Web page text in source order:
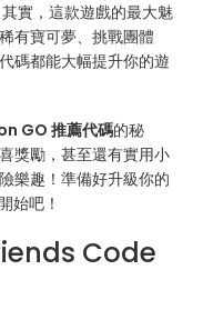
實，這款遊戲的最大魅
有寶可夢、挑戰團體
碼都能大幅提升你的遊
GO 推薦代碼的秘
獎勵，甚至還有實用小
樂趣！準備好升級你的
始吧！
Code